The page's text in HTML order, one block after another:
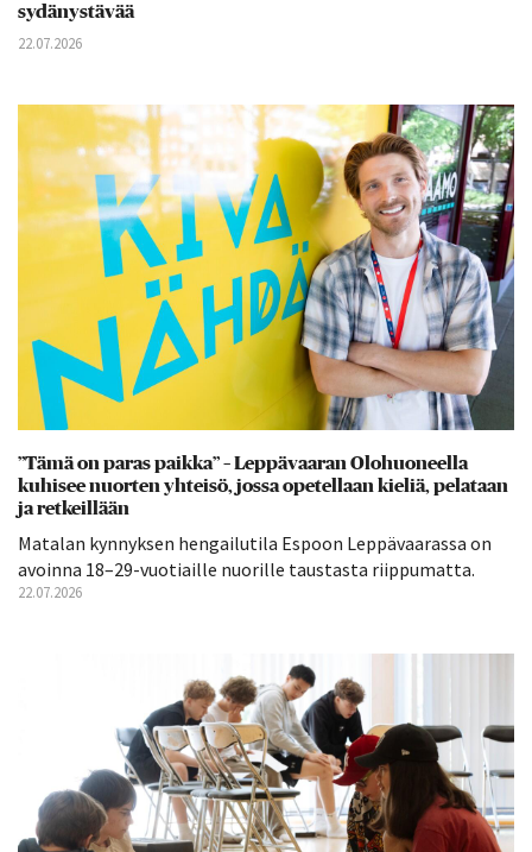
sydänystävää
22.07.2026
”Tämä on paras paikka” – Leppävaaran Olohuoneella
kuhisee nuorten yhteisö, jossa opetellaan kieliä, pelataan
ja retkeillään
Matalan kynnyksen hengailutila Espoon Leppävaarassa on
avoinna 18–29-vuotiaille nuorille taustasta riippumatta.
22.07.2026